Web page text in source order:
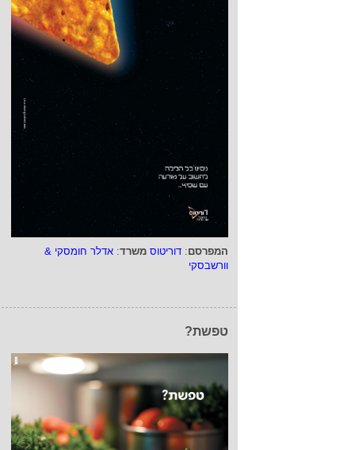
המפרסם: דוריטוס משרד: אדלר חומסקי &
וורשבסקי
טפשת?